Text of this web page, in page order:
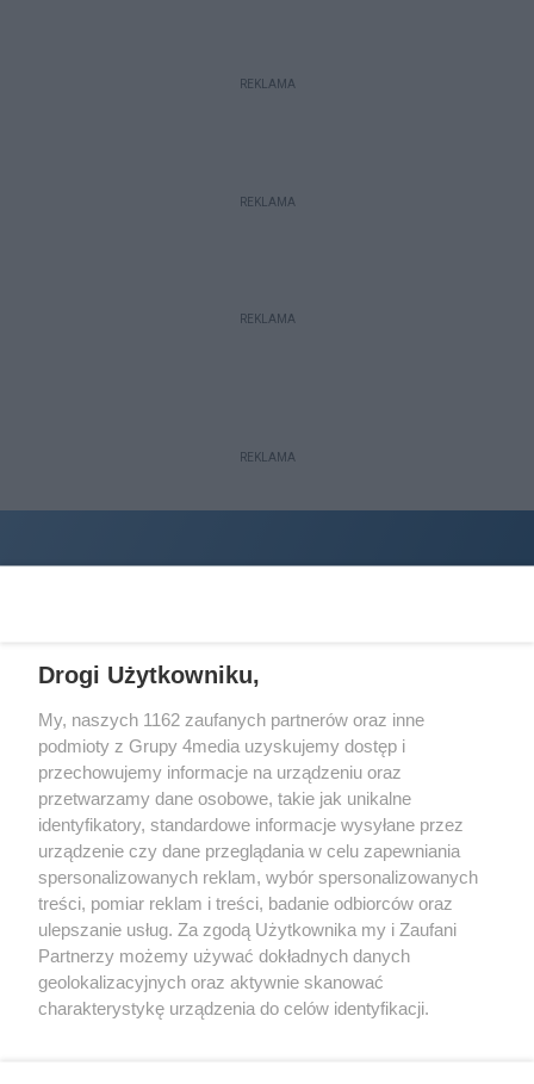
REKLAMA
REKLAMA
REKLAMA
REKLAMA
Wydawcąhalorzeszow.pljest:
STOWARZYSZENIE INICJATYW SPOŁECZNYCH PERSPEKTYWA
Adres do korespondencji:
ul. Piastów 3/2035-077 Rzeszów
kontakt@halorzeszow.pl
Redakcja Reklama Kontakt
Patronat medialny
Regulamin portalu
Polityka prywatności
Drogi Użytkowniku,
My, naszych 1162 zaufanych partnerów oraz inne
podmioty z Grupy 4media uzyskujemy dostęp i
przechowujemy informacje na urządzeniu oraz
przetwarzamy dane osobowe, takie jak unikalne
identyfikatory, standardowe informacje wysyłane przez
urządzenie czy dane przeglądania w celu zapewniania
spersonalizowanych reklam, wybór spersonalizowanych
treści, pomiar reklam i treści, badanie odbiorców oraz
ulepszanie usług. Za zgodą Użytkownika my i Zaufani
Partnerzy możemy używać dokładnych danych
geolokalizacyjnych oraz aktywnie skanować
charakterystykę urządzenia do celów identyfikacji.